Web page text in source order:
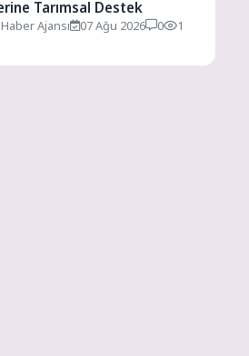
Tarımsal Destek
Ajansı 07 Ağu 2026 0 1